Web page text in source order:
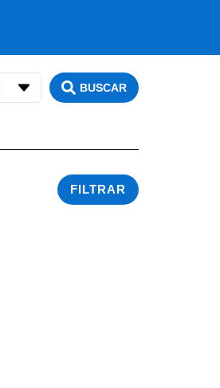
BUSCAR
FILTRAR